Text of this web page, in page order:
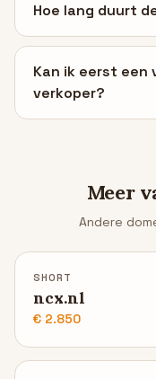
Hoe lang duurt
Kan ik eerst een
verkoper?
Meer
Andere
SHORT
ncx.nl
€ 2.850